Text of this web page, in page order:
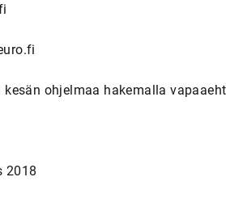
ohjelmaa hakemalla
2018